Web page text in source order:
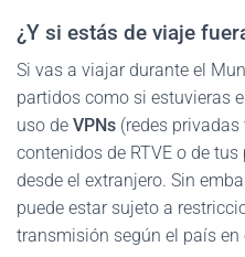
¿Y si estás de viaje
Si vas a viajar durante el
partidos como si estuvieras
uso de VPNs (redes
contenidos de RTVE o de
desde el extranjero. Sin
puede estar sujeto a
transmisión según el país en